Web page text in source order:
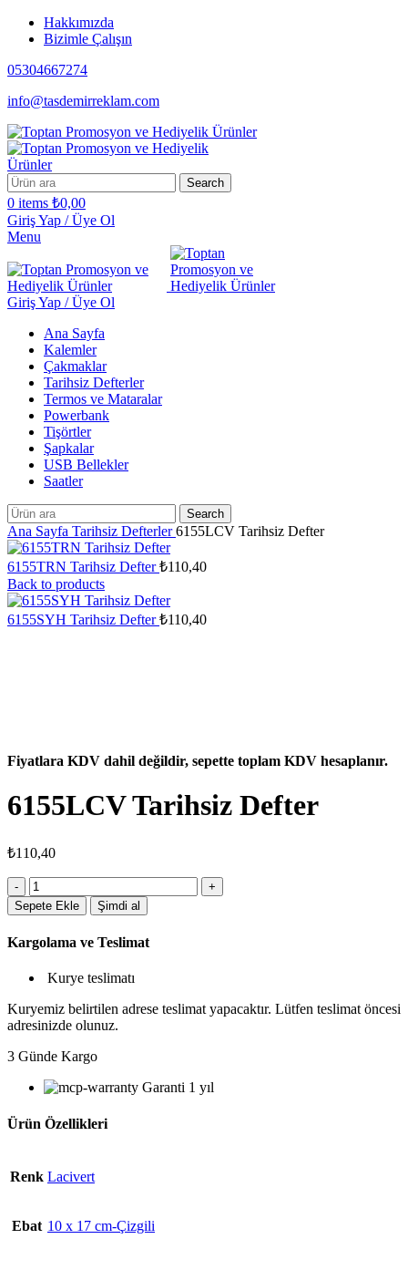
Hakkımızda
Bizimle Çalışın
05304667274
info@tasdemirreklam.com
Search
0 items ₺0,00
Giriş Yap / Üye Ol
Menu
Giriş Yap / Üye Ol
Ana Sayfa
Kalemler
Çakmaklar
Tarihsiz Defterler
Termos ve Mataralar
Powerbank
Tişörtler
Şapkalar
USB Bellekler
Saatler
Search
Ana Sayfa Tarihsiz Defterler6155LCV Tarihsiz Defter
6155TRN Tarihsiz Defter₺110,40
Back to products
6155SYH Tarihsiz Defter₺110,40
Fiyatlara KDV dahil değildir, sepette toplam KDV hesaplanır.
6155LCV Tarihsiz Defter
₺110,40
6155LCV
Tarihsiz
Defter
Sepete Ekle Şimdi al
Kargolama ve Teslimat
Kurye teslimatı
Kuryemiz belirtilen adrese teslimat yapacaktır. Lütfen teslimat öncesi
adresinizde olunuz.
3 Günde Kargo
Garanti 1 yıl
Ürün Özellikleri
Renk Lacivert
Ebat 10 x 17 cm-Çizgili